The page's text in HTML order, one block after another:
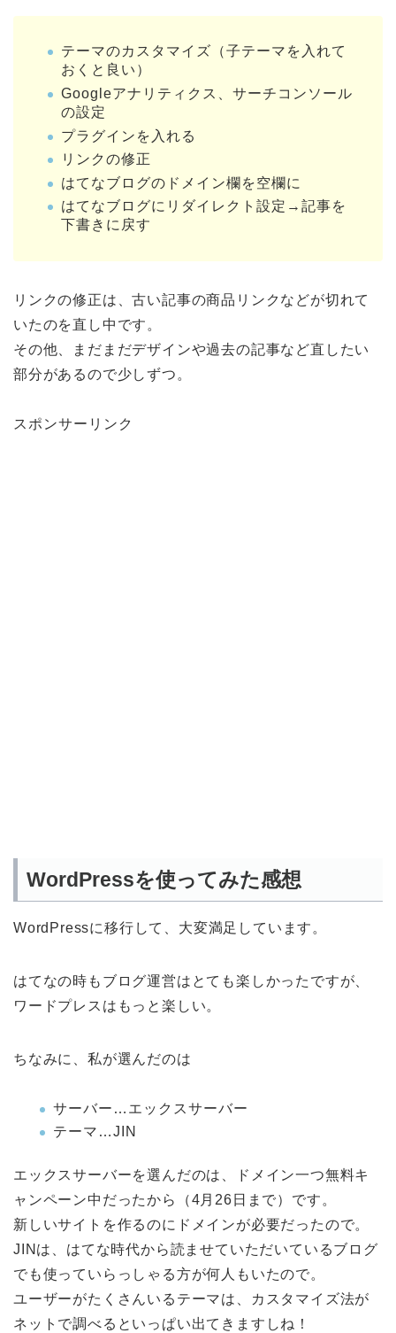
テーマのカスタマイズ（子テーマを入れて
おくと良い）
Googleアナリティクス、サーチコンソール
の設定
プラグインを入れる
リンクの修正
はてなブログのドメイン欄を空欄に
はてなブログにリダイレクト設定→記事を
下書きに戻す
リンクの修正は、古い記事の商品リンクなどが切れて
いたのを直し中です。
その他、まだまだデザインや過去の記事など直したい
部分があるので少しずつ。
スポンサーリンク
WordPressを使ってみた感想
WordPressに移行して、大変満足しています。
はてなの時もブログ運営はとても楽しかったですが、
ワードプレスはもっと楽しい。
ちなみに、私が選んだのは
サーバー…エックスサーバー
テーマ…JIN
エックスサーバーを選んだのは、ドメイン一つ無料キ
ャンペーン中だったから（4月26日まで）です。
新しいサイトを作るのにドメインが必要だったので。
JINは、はてな時代から読ませていただいているブログ
でも使っていらっしゃる方が何人もいたので。
ユーザーがたくさんいるテーマは、カスタマイズ法が
ネットで調べるといっぱい出てきますしね！